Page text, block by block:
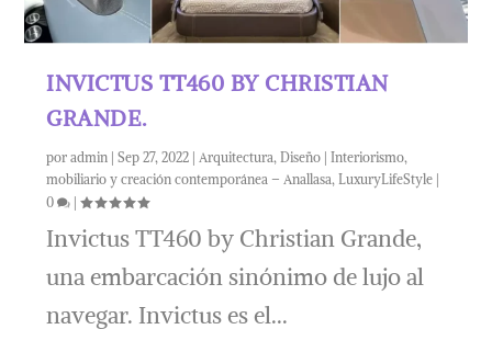
INVICTUS TT460 BY CHRISTIAN
GRANDE.
poradmin |Sep 27, 2022 | Arquitectura,Diseño | Interiorismo,
mobiliario y creación contemporánea – Anallasa,LuxuryLifeStyle |
0
|
Invictus TT460 by Christian Grande,
una embarcación sinónimo de lujo al
navegar. Invictus es el...